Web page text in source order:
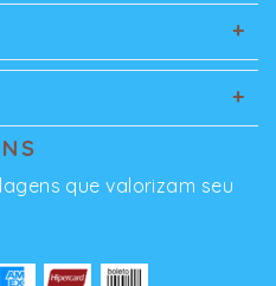
que valorizam seu